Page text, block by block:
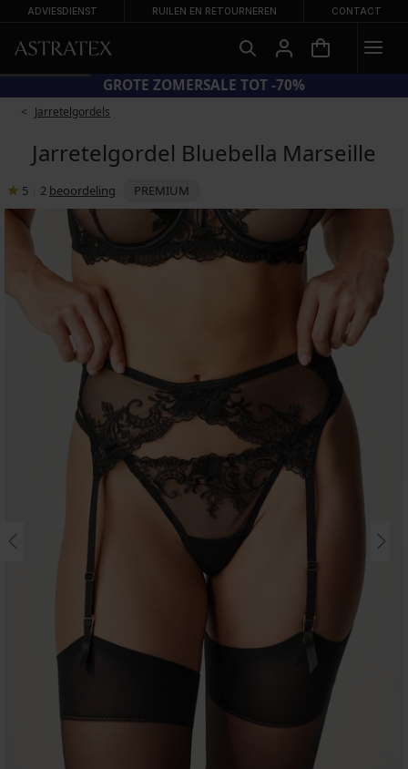
ADVIESDIENST RUILEN EN RETOURNEREN CONTACT
GROTE ZOMERSALE TOT -70%
Jarretelgordels
Jarretelgordel Bluebella Marseille
5 2 beoordeling PREMIUM